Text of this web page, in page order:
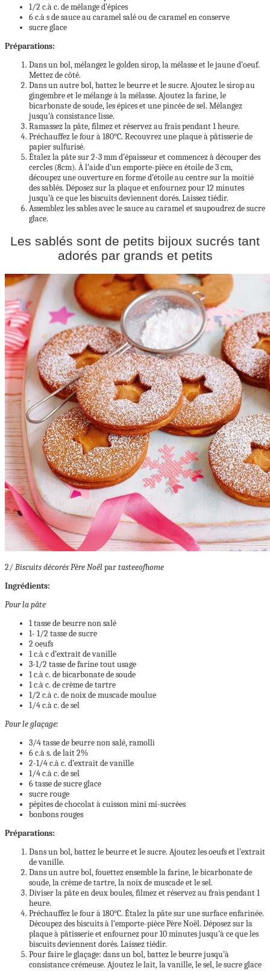
1/2 c.à c. de mélange d’épices
6 c.à s de sauce au caramel salé ou de caramel en conserve
sucre glace
Préparations:
Dans un bol, mélangez le golden sirop, la mélasse et le jaune d’oeuf.
Mettez de côté.
Dans un autre bol, battez le beurre et le sucre. Ajoutez le sirop au
gingembre et le mélange à la mélasse. Ajoutez la farine, le
bicarbonate de soude, les épices et une pincée de sel. Mélangez
jusqu’à consistance lisse.
Ramassez la pâte, filmez et réservez au frais pendant 1 heure.
Préchauffez le four à 180°C. Recouvrez une plaque à pâtisserie de
papier sulfurisé.
Étalez la pâte sur 2-3 mm d’épaisseur et commencez à découper des
cercles (8cm). À l’aide d’un emporte-pièce en étoile de 3 cm,
découpez une ouverture en forme d’étoile au centre sur la moitié
des sablés. Déposez sur la plaque et enfournez pour 12 minutes
jusqu’à ce que les biscuits deviennent dorés. Laissez tiédir.
Assemblez les sables avec le sauce au caramel et saupoudrez de sucre
glace.
Les sablés sont de petits bijoux sucrés tant
adorés par grands et petits
2/ Biscuits décorés Père Noëlpartasteeofhome
Ingrédients:
Pour la pâte
1 tasse de beurre non salé
1- 1/2 tasse de sucre
2 oeufs
1 c.à c d’extrait de vanille
3-1/2 tasse de farine tout usage
1 c.à c. de bicarbonate de soude
1 c.à c. de crème de tartre
1/2 c.à c. de noix de muscade moulue
1/4 c.à c. de sel
Pour le glaçage:
3/4 tasse de beurre non salé, ramolli
6 c.à s. de lait 2%
2-1/4 c.à c. d’extrait de vanille
1/4 c.à c. de sel
6 tasse de sucre glace
sucre rouge
pépites de chocolat à cuisson mini mi-sucrées
bonbons rouges
Préparations:
Dans un bol, battez le beurre et le sucre. Ajoutez les oeufs et l’extrait
de vanille.
Dans un autre bol, fouettez ensemble la farine, le bicarbonate de
soude, la crème de tartre, la noix de muscade et le sel.
Diviser la pâte en deux boules, filmez et réservez au frais pendant 1
heure.
Préchauffez le four à 180°C. Étalez la pâte sur une surface enfarinée.
Découpez des biscuits à l’emporte-pièce Père Noël. Déposez sur la
plaque à pâtisserie et enfournez pour 10 minutes jusqu’à ce que les
biscuits deviennent dorés. Laissez tiédir.
Pour faire le glaçage: dans un bol, battez le beurre jusqu’à
consistance crémeuse. Ajoutez le lait, la vanille, le sel, le sucre glace